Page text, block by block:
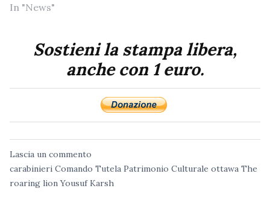
In "News"
Sostieni la stampa libera,
anche con 1 euro.
Lascia un commento
carabinieri Comando Tutela Patrimonio Culturale ottawa The
roaring lion Yousuf Karsh